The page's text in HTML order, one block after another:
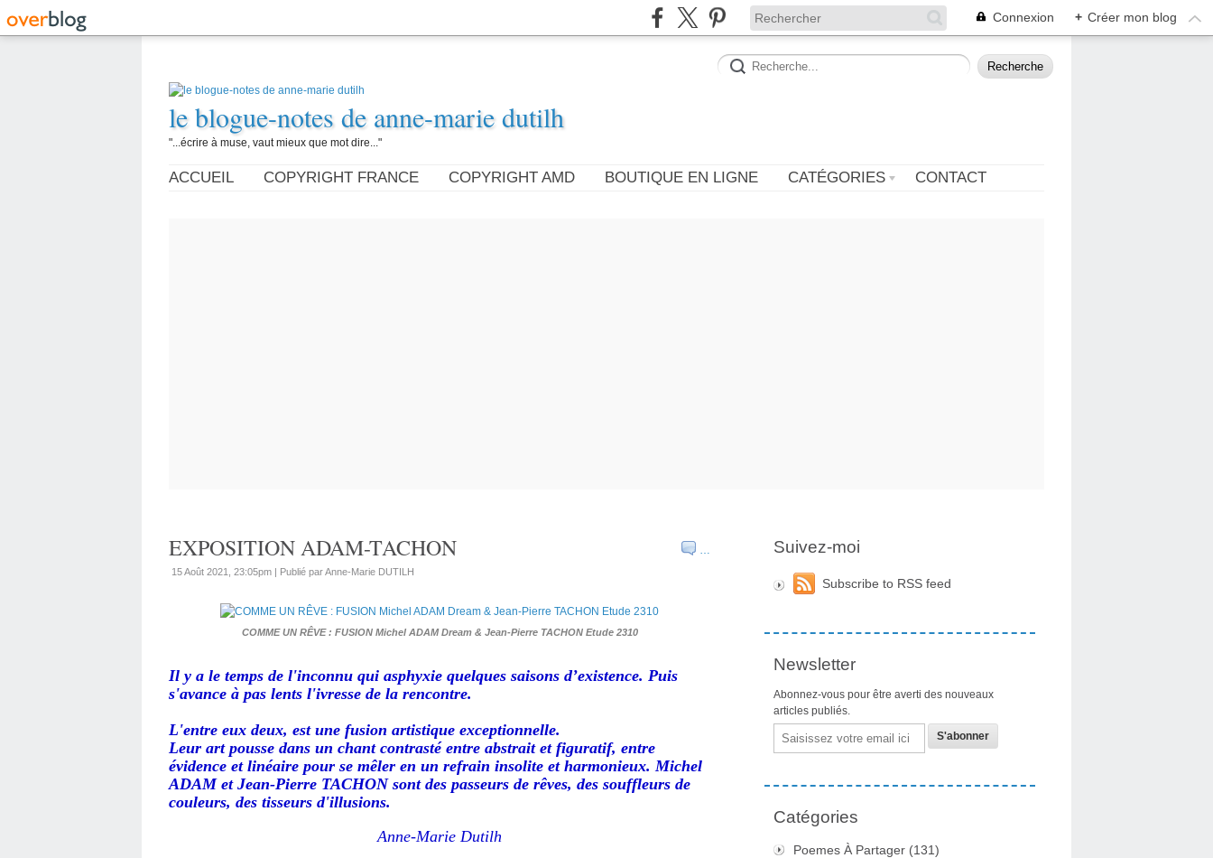
Connexion + Créer mon blog
le blogue-notes de anne-marie dutilh
"...écrire à muse, vaut mieux que mot dire..."
ACCUEIL COPYRIGHT FRANCE COPYRIGHT AMD BOUTIQUE EN LIGNE CATÉGORIES CONTACT
…
EXPOSITION ADAM-TACHON
15 Août 2021, 23:05pm | Publié par Anne-Marie DUTILH
COMME UN RÊVE : FUSION Michel ADAM Dream & Jean-Pierre TACHON Etude 2310
Il y a le temps de l'inconnu qui asphyxie quelques saisons d’existence. Puis
s'avance à pas lents l'ivresse de la rencontre.
L'entre eux deux, est une fusion artistique exceptionnelle.
Leur art pousse dans un chant contrasté entre abstrait et figuratif, entre
évidence et linéaire pour se mêler en un refrain insolite et harmonieux. Michel
ADAM et Jean-Pierre TACHON sont des passeurs de rêves, des souffleurs de
couleurs, des tisseurs d'illusions.
Anne-Marie Dutilh
Suivez-moi
Subscribe to RSS feed
Newsletter
Abonnez-vous pour être averti des nouveaux
articles publiés.
Email
Catégories
Poemes À Partager (131)